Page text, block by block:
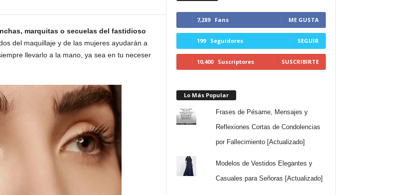
marquitas o secuelas del fastidioso
del maquillaje y de las mujeres ayudarán a
llevarlo a la mano, ya sea en tu neceser
7,289 Fans ME GUSTA
199 Seguidores SEGUIR
10,400 Suscriptores SUSCRIBIRTE
Lo Más Popular
Frases de Pésame, Mensajes y
Reflexiones Cortas de Condolencias
por Fallecimiento [Actualizado]
Modelos de Vestidos Elegantes y
Casuales para Señoras [Actualizado]